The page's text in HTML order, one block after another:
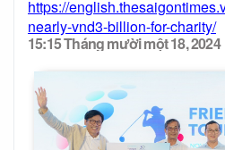
https://
nearly-vnd3-billion-for-charity/
Posted
on
15:15 Tháng mười một 18, 2024